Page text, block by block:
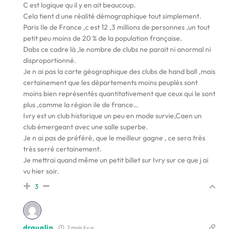
C est logique qu il y en ait beaucoup.
Cela tient d une réalité démographique tout simplement.
Paris Ile de France ,c est 12 ,3 millions de personnes ,un tout
petit peu moins de 20 % de la population française.
Dabs ce cadre là ,le nombre de clubs ne parait ni anormal ni
disproportionné.
Je n ai pas la carte géographique des clubs de hand ball ,mais
certainement que les départements moins peuplés sont
moins bien représentés quantitativement que ceux qui le sont
plus ,comme la région ile de france…
Ivry est un club historique un peu en mode survie,Caen un
club émergeant avec une salle superbe.
Je n ai pas de préféré, que le meilleur gagne , ce sera très
très serré certainement.
Je mettrai quand même un petit billet sur Ivry sur ce que j ai
vu hier soir.
3